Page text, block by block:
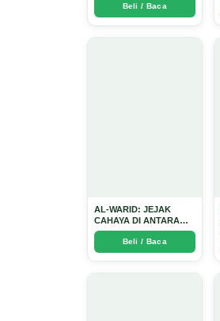
Menjadi Cermin yang
Paling Kejam - Arda
Beli / Baca
AL-WARID: JEJAK
CAHAYA DI ANTARA
DUA ZAMAN - Arda
Beli / Baca